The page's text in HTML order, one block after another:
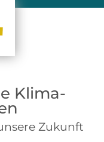
Klima-
Zukunft